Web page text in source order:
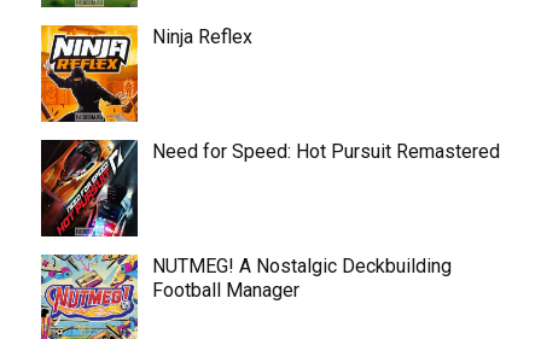
Ninja Reflex
Need for Speed: Hot Pursuit Remastered
NUTMEG! A Nostalgic Deckbuilding
Football Manager